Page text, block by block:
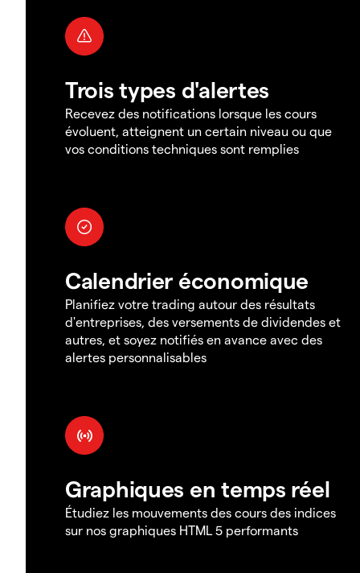
Trois types d'alertes
Recevez des notifications lorsque les cours
évoluent, atteignent un certain niveau ou que
vos conditions techniques sont remplies
Calendrier économique
Planifiez votre trading autour des résultats
d'entreprises, des versements de dividendes et
autres, et soyez notifiés en avance avec des
alertes personnalisables
Graphiques en temps réel
Étudiez les mouvements des cours des indices
sur nos graphiques HTML 5 performants